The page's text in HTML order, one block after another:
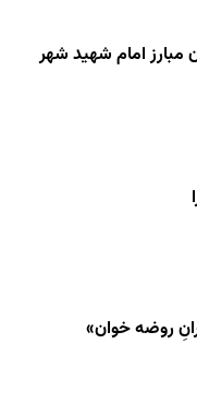
مبارز امام شهید شهر
روضه خوان»